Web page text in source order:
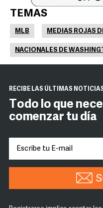
TEMAS
MLB MEDIAS ROJAS
NACIONALES DE
RECIBE LAS ÚLTIMAS
Todo lo que
comenzar tu día